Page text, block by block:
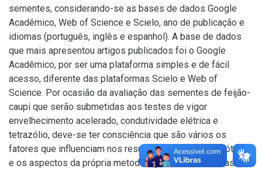
sementes, considerando-se as bases de dados Google
Acadêmico, Web of Science e Scielo, ano de publicação e
idiomas (português, inglês e espanhol). A base de dados
que mais apresentou artigos publicados foi o Google
Acadêmico, por ser uma plataforma simples e de fácil
acesso, diferente das plataformas Scielo e Web of
Science. Por ocasião da avaliação das sementes de feijão-
caupi que serão submetidas aos testes de vigor
envelhecimento acelerado, condutividade elétrica e
tetrazólio, deve-se ter consciência que são vários os
fatores que influenciam nos resultados; não só o genótipo
e os aspectos da própria metodologia, mas também as